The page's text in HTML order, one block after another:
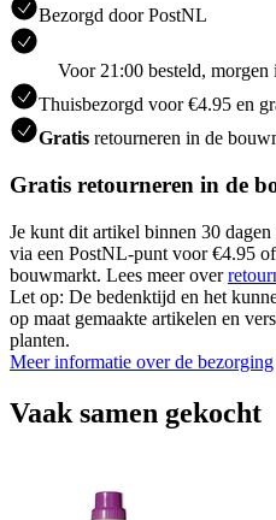
Bezorgd door PostNL
Voor 21:00 besteld, morgen
Thuisbezorgd voor €4.95 en
Gratis retourneren in de
Gratis retourneren in de
Je kunt dit artikel binnen 30
via een PostNL-punt voor €4.95 of
bouwmarkt. Lees meer over
Let op: De bedenktijd en het
op maat gemaakte artikelen en
planten.
Meer informatie over de bezorging
Vaak samen gekocht